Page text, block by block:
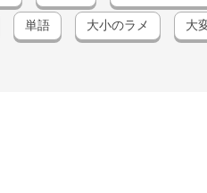
単語 大小のラメ 大